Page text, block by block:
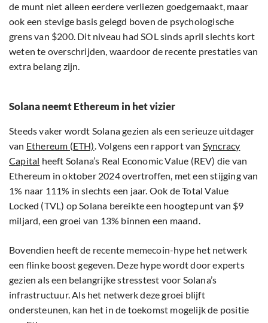
de munt niet alleen eerdere verliezen goedgemaakt, maar
ook een stevige basis gelegd boven de psychologische
grens van $200. Dit niveau had SOL sinds april slechts kort
weten te overschrijden, waardoor de recente prestaties van
extra belang zijn.
Solana neemt Ethereum in het vizier
Steeds vaker wordt Solana gezien als een serieuze uitdager
van Ethereum (ETH). Volgens een rapport van Syncracy
Capital heeft Solana’s Real Economic Value (REV) die van
Ethereum in oktober 2024 overtroffen, met een stijging van
1% naar 111% in slechts een jaar. Ook de Total Value
Locked (TVL) op Solana bereikte een hoogtepunt van $9
miljard, een groei van 13% binnen een maand.
Bovendien heeft de recente memecoin-hype het netwerk
een flinke boost gegeven. Deze hype wordt door experts
gezien als een belangrijke stresstest voor Solana’s
infrastructuur. Als het netwerk deze groei blijft
ondersteunen, kan het in de toekomst mogelijk de positie